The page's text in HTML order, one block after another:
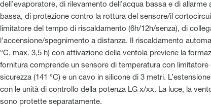
dell’evaporatore, di rilevamento dell’acqua bassa e di allarme
bassa, di protezione contro la rottura del sensore/il
limitatore del tempo di riscaldamento (6h/12h/senza), di
l’accensione/spegnimento a distanza. Il riscaldamento
°C, max. 3,5 h) con attivazione della ventola previene la
fornitura comprende un sensore di temperatura con
sicurezza (141 °C) e un cavo in silicone di 3 metri.
con le unità di controllo della potenza LG x/xx. La luce, la
sono protette separatamente.